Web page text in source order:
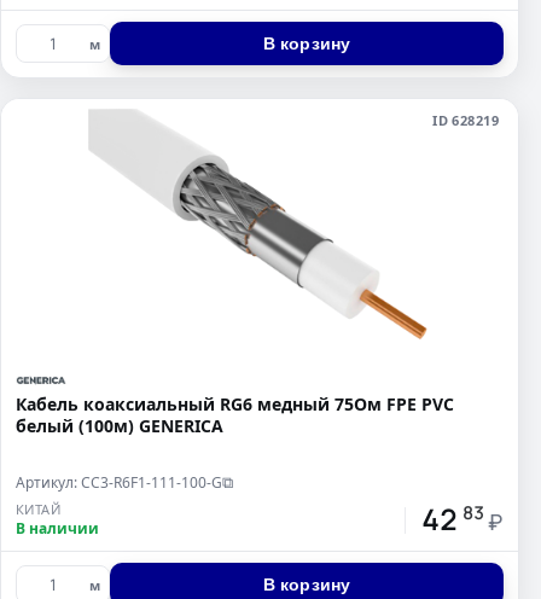
м В корзину
ID 628219
Кабель коаксиальный RG6 медный 75Ом FPE PVC
белый (100м) GENERICA
Артикул: CC3-R6F1-111-100-G⧉
КИТАЙ
В наличии 42 83 ₽
м В корзину